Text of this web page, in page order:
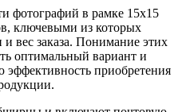
фотографий в рамке 15х15
ключевыми из которых
и вес заказа. Понимание этих
оптимальный вариант и
эффективность приобретения